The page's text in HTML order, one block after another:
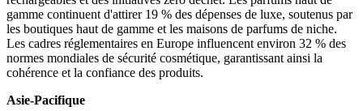
gamme continuent d'attirer 19 % des dépenses de luxe, soutenus par
les boutiques haut de gamme et les maisons de parfums de niche.
Les cadres réglementaires en Europe influencent environ 32 % des
normes mondiales de sécurité cosmétique, garantissant ainsi la
cohérence et la confiance des produits.
Asie-Pacifique